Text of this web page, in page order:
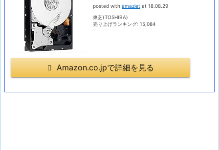
posted with amazlet at 18.08.29
東芝(TOSHIBA)
売り上げランキング: 15,084
Amazon.co.jpで詳細を見る